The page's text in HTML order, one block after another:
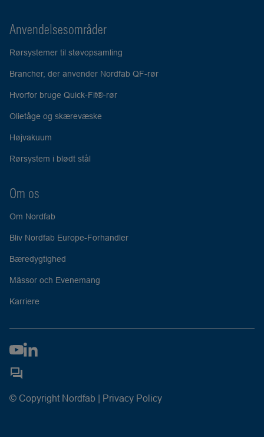
Anvendelsesområder
Rørsystemer til støvopsamling
Brancher, der anvender Nordfab QF-rør
Hvorfor bruge Quick-Fit®-rør
Olietåge og skærevæske
Højvakuum
Rørsystem i blødt stål
Om os
Om Nordfab
Bliv Nordfab Europe-Forhandler
Bæredygtighed
Mässor och Evenemang
Karriere
© Copyright Nordfab | Privacy Policy